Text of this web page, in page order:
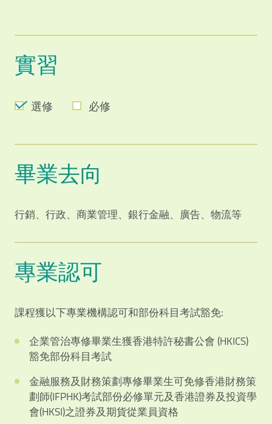
實習
選修 必修
畢業去向
行銷、行政、商業管理、銀行金融、廣告、物流等
專業認可
課程獲以下專業機構認可和部份科目考試豁免:
企業管治專修畢業生獲香港特許秘書公會 (HKICS)
豁免部份科目考試
金融服務及財務策劃專修畢業生可免修香港財務策
劃師(IFPHK)考試部份必修單元及香港證券及投資學
會(HKSI)之證券及期貨從業員資格